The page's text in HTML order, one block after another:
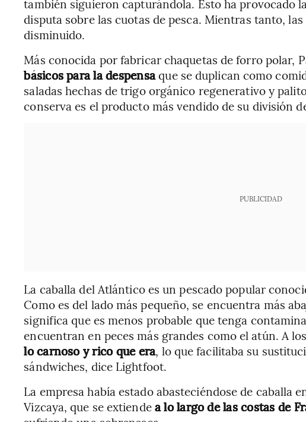
también siguieron capturándola. Esto ha provocado
disputa sobre las cuotas de pesca. Mientras tanto,
disminuido.
Más conocida por fabricar chaquetas de forro polar,
básicos para la despensaque se duplican como
saladas hechas de trigo orgánico regenerativo y
conserva es el producto más vendido de su división
PUBLICIDAD
La caballa del Atlántico es un pescado popular
Como es del lado más pequeño, se encuentra más
significa que es menos probable que tenga
encuentran en peces más grandes como el atún. A
lo carnoso y rico que era, lo que facilitaba su
sándwiches, dice Lightfoot.
La empresa había estado abasteciéndose de caballa
Vizcaya, que se extiendea lo largo de las costas de